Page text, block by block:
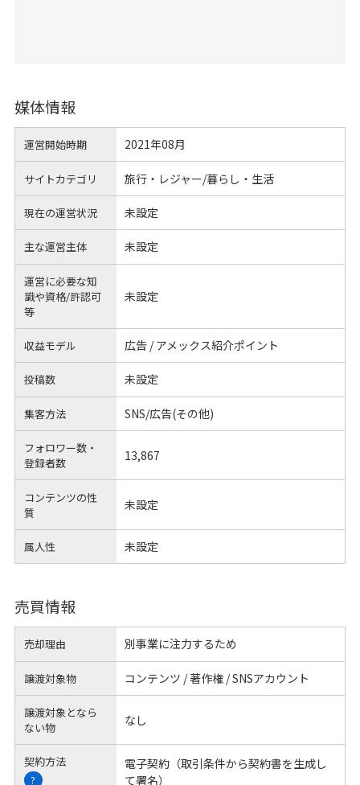
媒体情報
運営開始時期 2021年08月
サイトカテゴリ 旅行・レジャー/暮らし・生活
現在の運営状況 未設定
主な運営主体 未設定
運営に必要な知
識や資格/許認可
等
未設定
収益モデル 広告 / アメックス紹介ポイント
投稿数 未設定
集客方法 SNS/広告(その他)
フォロワー数・
登録者数
13,867
コンテンツの性
質
未設定
属人性 未設定
売買情報
売却理由 別事業に注力するため
譲渡対象物 コンテンツ / 著作権 / SNSアカウント
譲渡対象となら
ない物
なし
契約方法
?
電子契約（取引条件から契約書を生成し
て署名）